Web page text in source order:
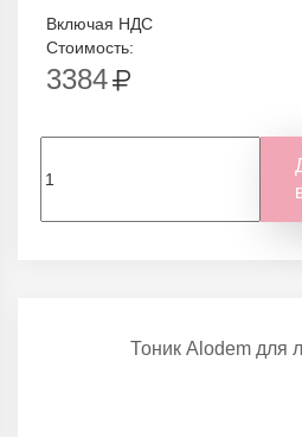
Включая НДС
Стоимость:
3384
Тоник Alodem для